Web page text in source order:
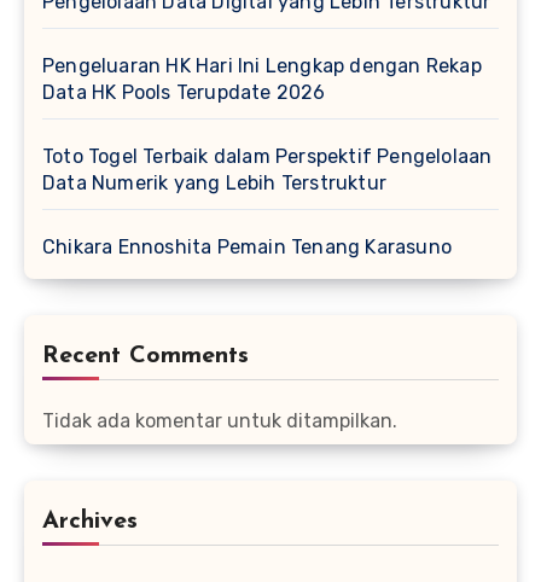
Pengeluaran HK Hari Ini Lengkap dengan Rekap
Data HK Pools Terupdate 2026
Toto Togel Terbaik dalam Perspektif Pengelolaan
Data Numerik yang Lebih Terstruktur
Chikara Ennoshita Pemain Tenang Karasuno
Recent Comments
Tidak ada komentar untuk ditampilkan.
Archives